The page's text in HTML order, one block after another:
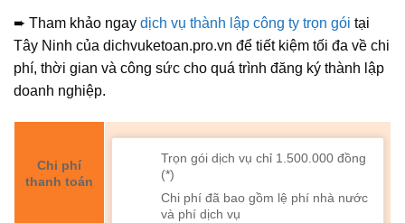
➨ Tham khảo ngay dịch vụ thành lập công ty trọn gói tại
Tây Ninh của dichvuketoan.pro.vn để tiết kiệm tối đa về chi
phí, thời gian và công sức cho quá trình đăng ký thành lập
doanh nghiệp.
Chi phí
thanh toán
Trọn gói dịch vụ chỉ 1.500.000 đồng
(*)
Chi phí đã bao gồm lệ phí nhà nước
và phí dịch vụ